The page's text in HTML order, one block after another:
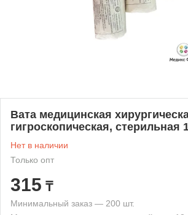
Вата медицинская
гигроскопическая, стерильная
Нет в наличии
Только опт
315 ₸
Минимальный заказ — 200 шт.